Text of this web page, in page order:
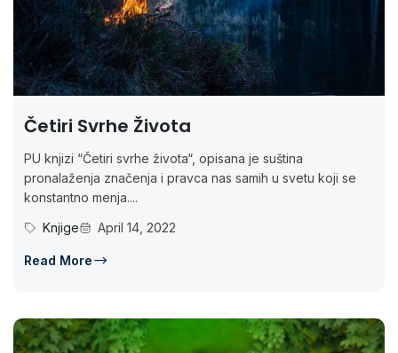
Četiri Svrhe Života
PU knjizi “Četiri svrhe života“, opisana je suština
pronalaženja značenja i pravca nas samih u svetu koji se
konstantno menja....
Knjige
April 14, 2022
Read More